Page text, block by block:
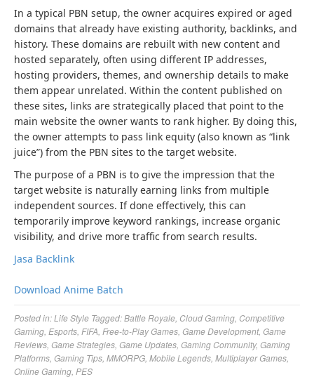
In a typical PBN setup, the owner acquires expired or aged
domains that already have existing authority, backlinks, and
history. These domains are rebuilt with new content and
hosted separately, often using different IP addresses,
hosting providers, themes, and ownership details to make
them appear unrelated. Within the content published on
these sites, links are strategically placed that point to the
main website the owner wants to rank higher. By doing this,
the owner attempts to pass link equity (also known as “link
juice”) from the PBN sites to the target website.
The purpose of a PBN is to give the impression that the
target website is naturally earning links from multiple
independent sources. If done effectively, this can
temporarily improve keyword rankings, increase organic
visibility, and drive more traffic from search results.
Jasa Backlink
Download Anime Batch
Posted in:Life Style Tagged:Battle Royale Cloud Gaming Competitive
Gaming Esports FIFA Free-to-Play Games Game Development, Game
Reviews Game Strategies Game Updates Gaming Community, Gaming
Platforms Gaming Tips MMORPG Mobile Legends Multiplayer Games
Online Gaming PES